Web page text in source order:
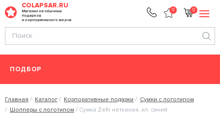
COLAPSAR.RU
Магазин необычных
подарков
и корпоративного мерча
0 0
ПОДБОР
Главная Каталог Корпоративные подарки
Сумки с логотипом
Шопперы с логотипом
Сумка Zefir нетканая, кл. синий